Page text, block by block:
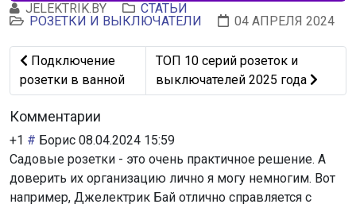
JELEKTRIK.BY
СТАТЬИ
РОЗЕТКИ И ВЫКЛЮЧАТЕЛИ
04 АПРЕЛЯ 2024
Предыдущий: Подключение розетки в ванной
Подключение
розетки в ванной
Следующий: ТОП 10 серий
ТОП 10 серий розеток и
выключателей 2025 года
Комментарии
+1 # Борис 08.04.2024 15:59
Садовые розетки - это очень практичное решение. А
доверить их организацию лично я могу немногим. Вот
например, Джелектрик Бай отлично справляется с